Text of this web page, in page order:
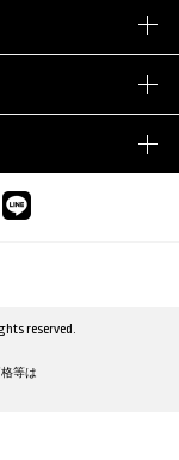
reserved.
等は